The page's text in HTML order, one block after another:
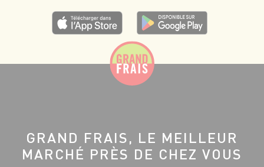
GRAND FRAIS, LE MEILLEUR
MARCHÉ PRÈS DE CHEZ VOUS